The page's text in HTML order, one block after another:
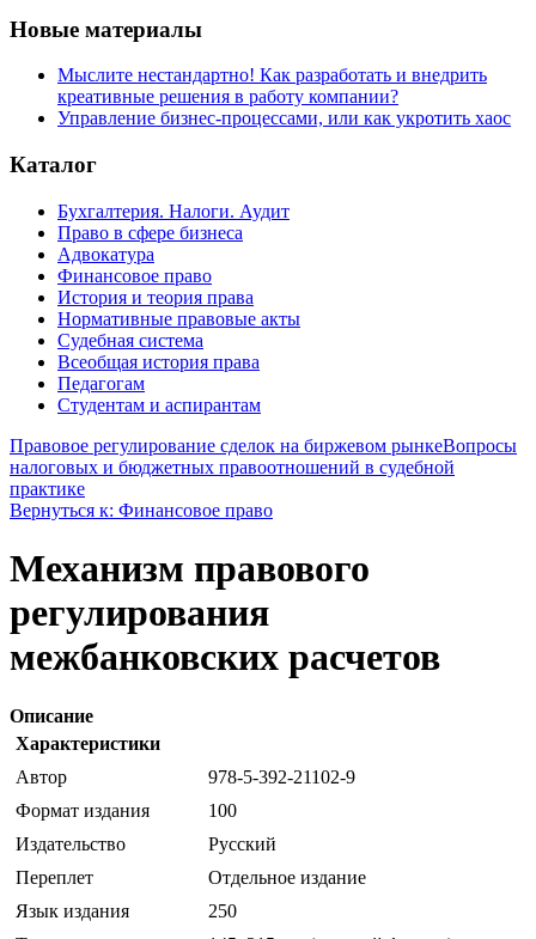
Новые материалы
Мыслите нестандартно! Как разработать и внедрить
креативные решения в работу компании?
Управление бизнес-процессами, или как укротить хаос
Каталог
Бухгалтерия. Налоги. Аудит
Право в сфере бизнеса
Адвокатура
Финансовое право
История и теория права
Нормативные правовые акты
Судебная система
Всеобщая история права
Педагогам
Студентам и аспирантам
Правовое регулирование сделок на биржевом рынкеВопросы
налоговых и бюджетных правоотношений в судебной
практике
Вернуться к: Финансовое право
Механизм правового
регулирования
межбанковских расчетов
Описание
Характеристики
Автор
978-5-392-21102-9
Формат издания
100
Издательство
Русский
Переплет
Отдельное издание
Язык издания
250